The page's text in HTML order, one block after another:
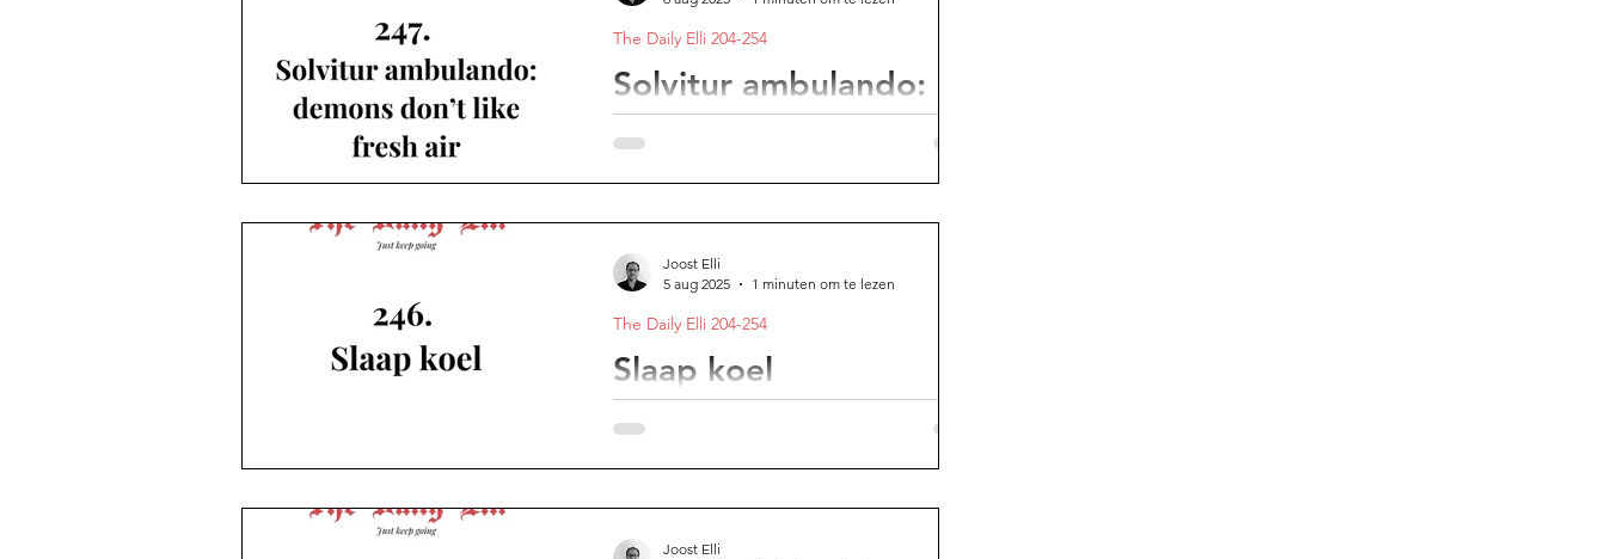
De blogs | Deel 1 Coronaproof
De blogs | Deel 2 Strekenwijven ...
De blogs | Deel 3 Ropes en meer
De blogs | Deel 4 Dikke knuffels!
De blogs | Deel 6 The Life Artois
Solvitur ambulando:
demons don’t like fresh
Veel problemen of onzekerheden
beweging te komen.
The Daily Elli 204-254
Slaap koel
Goed slapen betekent dat je met je
The Daily Elli 204-254
Joost Elli
5 aug 2025
1 minuten om te lezen
Joost Elli